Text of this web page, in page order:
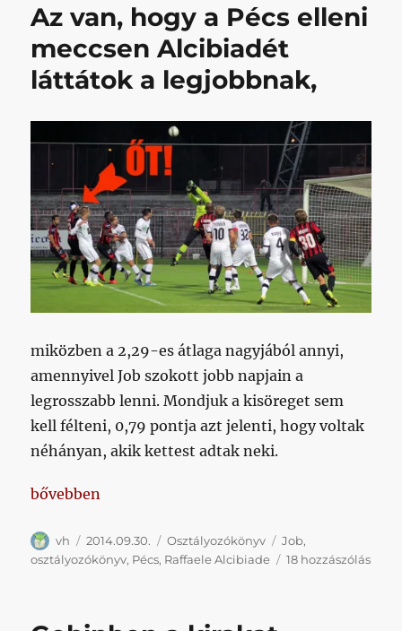
bejegyzéshez
Az van, hogy a Pécs elleni
meccsen Alcibiadét
láttátok a legjobbnak,
miközben a 2,29-es átlaga nagyjából annyi,
amennyivel Job szokott jobb napjain a
legrosszabb lenni. Mondjuk a kisöreget sem
kell félteni, 0,79 pontja azt jelenti, hogy voltak
néhányan, akik kettest adtak neki.
„Az van, hogy a Pécs elleni meccsen Alcibiadét
bővebben
Szerző
vh Közzétéve
2014.09.30. Kategória
Osztályozókönyv Címke
Job,
osztályozókönyv, Pécs, Raffaele Alcibiade 18 hozzászólásAz